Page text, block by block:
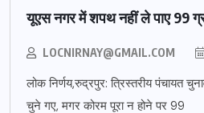
यूएस नगर में शपथ नहीं ले पाए 99
LOCNIRNAY@GMAIL.COM
लोक निर्णय,रुद्रपुर: त्रिस्तरीय पंचायत
चुने गए, मगर कोरम पूरा न होने पर 99